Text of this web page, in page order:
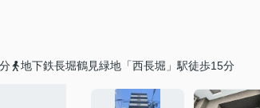
地下鉄長堀鶴見緑地「西長堀」駅徒歩15分